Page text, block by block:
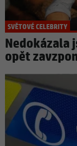
SVĚTOVÉ CELEBRITY
Nedokázala
opět